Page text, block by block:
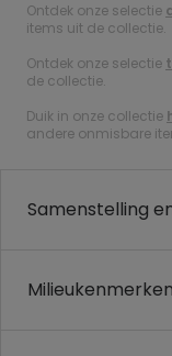
Ontdek onze selectie
items uit de collectie.
Ontdek onze selectie
de collectie.
Duik in onze collectie
andere onmisbare
Samenstelling
Milieukenmerken